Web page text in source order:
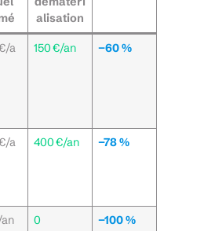
alisation
a
150 €/an −60 %
a
400 €/an −78 %
0 −100 %